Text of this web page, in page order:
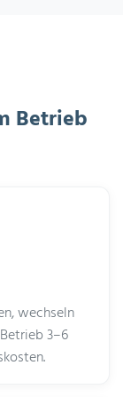
Betrieb
wechseln
3–6